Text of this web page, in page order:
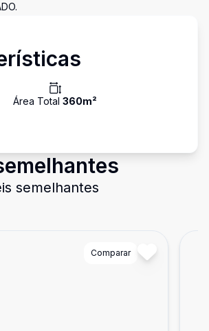
Área Total 360m²
semelhantes
Comparar